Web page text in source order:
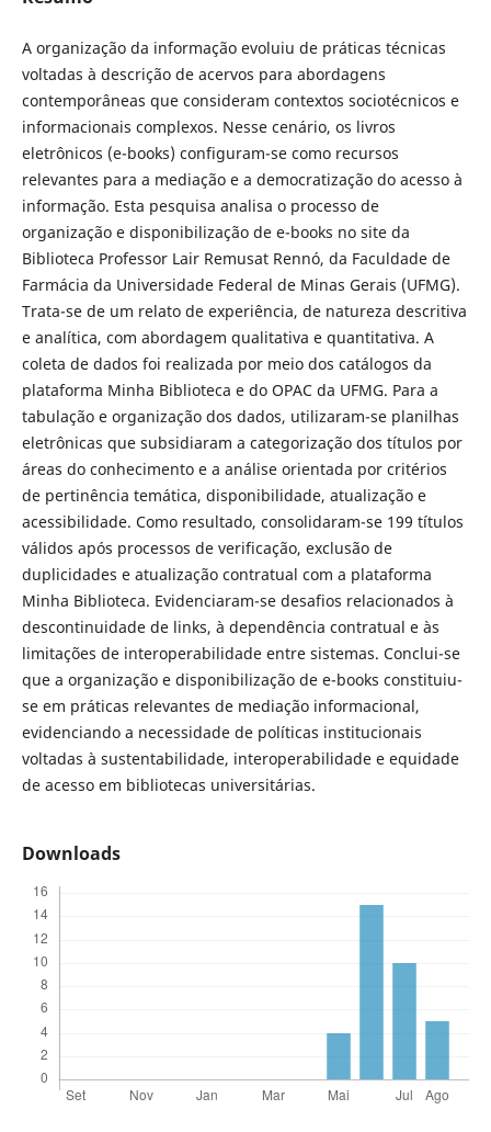
A organização da informação evoluiu de práticas técnicas
voltadas à descrição de acervos para abordagens
contemporâneas que consideram contextos sociotécnicos e
informacionais complexos. Nesse cenário, os livros
eletrônicos (e-books) configuram-se como recursos
relevantes para a mediação e a democratização do acesso à
informação. Esta pesquisa analisa o processo de
organização e disponibilização de e-books no site da
Biblioteca Professor Lair Remusat Rennó, da Faculdade de
Farmácia da Universidade Federal de Minas Gerais (UFMG).
Trata-se de um relato de experiência, de natureza descritiva
e analítica, com abordagem qualitativa e quantitativa. A
coleta de dados foi realizada por meio dos catálogos da
plataforma Minha Biblioteca e do OPAC da UFMG. Para a
tabulação e organização dos dados, utilizaram-se planilhas
eletrônicas que subsidiaram a categorização dos títulos por
áreas do conhecimento e a análise orientada por critérios
de pertinência temática, disponibilidade, atualização e
acessibilidade. Como resultado, consolidaram-se 199 títulos
válidos após processos de verificação, exclusão de
duplicidades e atualização contratual com a plataforma
Minha Biblioteca. Evidenciaram-se desafios relacionados à
descontinuidade de links, à dependência contratual e às
limitações de interoperabilidade entre sistemas. Conclui-se
que a organização e disponibilização de e-books constituiu-
se em práticas relevantes de mediação informacional,
evidenciando a necessidade de políticas institucionais
voltadas à sustentabilidade, interoperabilidade e equidade
de acesso em bibliotecas universitárias.
Downloads